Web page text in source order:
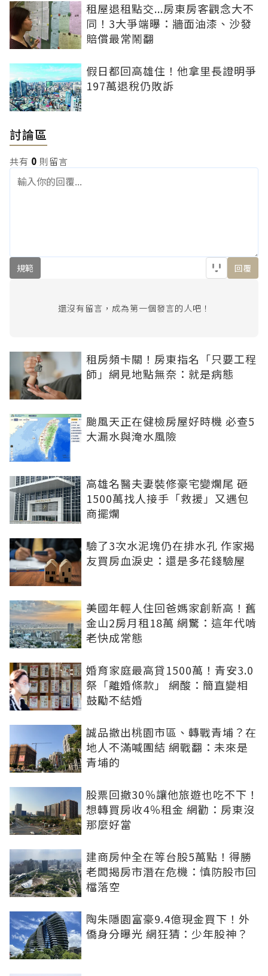
租屋退租點交...房東房客觀念大不
同！3大爭端曝：牆面油漆、沙發
賠償最常鬧翻
假日都回高雄住！他拿里長證明爭
197萬退稅仍敗訴
討論區
共有 0 則留言
規範 回覆
還沒有留言，成為第一個發言的人吧！
租房頻卡關！房東指名「只要工程
師」網見地點無奈：就是病態
颱風天正在健檢房屋好時機 必查5
大漏水與淹水風險
高雄名醫夫妻裝修豪宅變爛尾 砸
1500萬找人接手「救援」又遇包
商擺爛
驗了3次水泥塊仍在排水孔 作家揭
友買房血淚史：還是多花錢驗屋
美國年輕人住回爸媽家創新高！舊
金山2房月租18萬 網驚：這年代啃
老快成常態
婚育家庭最高貸1500萬！青安3.0
祭「離婚條款」 網酸：簡直變相
鼓勵不結婚
誠品撤出桃園市區、轉戰青埔？在
地人不滿喊團結 網戰翻：未來是
青埔的
股票回撤30％讓他旅遊也吃不下！
想轉買房收4％租金 網勸：房東沒
那麼好當
建商房仲全在等台股5萬點！得勝
老闆揭房市潛在危機：慎防股市回
檔落空
陶朱隱園富豪9.4億現金買下！外
僑身分曝光 網狂猜：少年股神？